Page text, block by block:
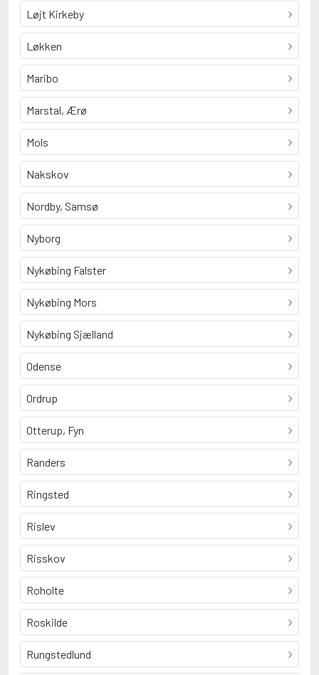
Løjt Kirkeby
Løkken
Maribo
Marstal, Ærø
Mols
Nakskov
Nordby, Samsø
Nyborg
Nykøbing Falster
Nykøbing Mors
Nykøbing Sjælland
Odense
Ordrup
Otterup, Fyn
Randers
Ringsted
Rislev
Risskov
Roholte
Roskilde
Rungstedlund